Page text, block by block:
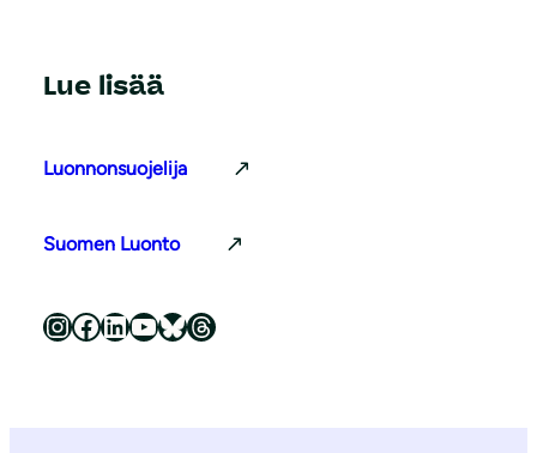
Lue lisää
Luonnonsuojelija
Suomen Luonto
Luonnonsuojeluliitto Instagramissa Luonnonsuojeluliitto Facebookissa Luonnonsuojeluliitto LinkedInissä Luonnonsuojeluliiton YouTube-kanava Luonnonsuojeluliitto Blueskyssa Luonnonsuojeluliitto Threadsissa